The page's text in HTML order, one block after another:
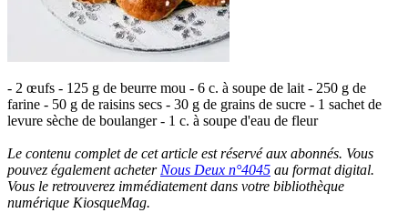
- 2 œufs - 125 g de beurre mou - 6 c. à soupe de lait - 250 g de
farine - 50 g de raisins secs - 30 g de grains de sucre - 1 sachet de
levure sèche de boulanger - 1 c. à soupe d'eau de fleur
Le contenu complet de cet article est réservé aux abonnés. Vous
pouvez également acheter Nous Deux n°4045 au format digital.
Vous le retrouverez immédiatement dans votre bibliothèque
numérique KiosqueMag.